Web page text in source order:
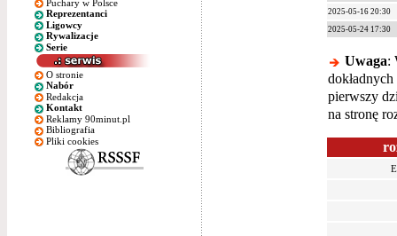
Puchary w Polsce
Reprezentanci
Ligowcy
Rywalizacje
Serie
O stronie
Nabór
Redakcja
Kontakt
Reklamy 90minut.pl
Bibliografia
Pliki cookies
2025-05-16 20:30
2025-05-24 17:30
Uwaga:
pierwszy
na stronę